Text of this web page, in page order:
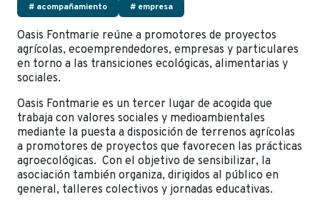
# acompañamiento # empresa
Oasis Fontmarie reúne a promotores de proyectos
agrícolas, ecoemprendedores, empresas y particulares
en torno a las transiciones ecológicas, alimentarias y
sociales.
Oasis Fontmarie es un tercer lugar de acogida que
trabaja con valores sociales y medioambientales
mediante la puesta a disposición de terrenos agrícolas
a promotores de proyectos que favorecen las prácticas
agroecológicas. Con el objetivo de sensibilizar, la
asociación también organiza, dirigidos al público en
general, talleres colectivos y jornadas educativas.